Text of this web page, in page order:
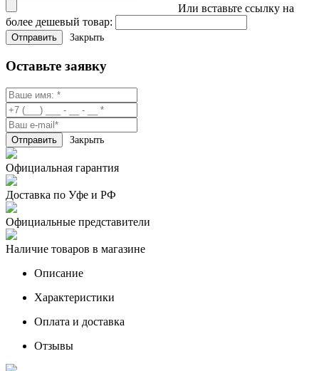
Или вставьте ссылку на
более дешевый товар:
Закрыть
Оставьте заявку
Закрыть
Официальная гарантия
Доставка по Уфе и РФ
Официальные представители
Наличие товаров в магазине
Описание
Характеристики
Оплата и доставка
Отзывы